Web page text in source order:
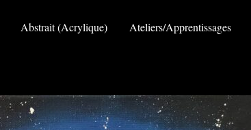
Abstrait (Acrylique) Ateliers/Apprentissages